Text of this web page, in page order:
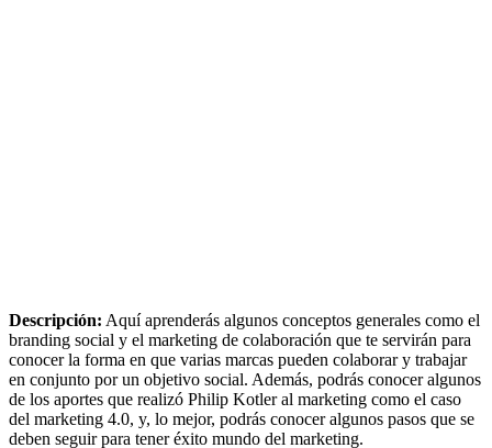
Descripción: Aquí aprenderás algunos conceptos generales como el
branding social y el marketing de colaboración que te servirán para
conocer la forma en que varias marcas pueden colaborar y trabajar
en conjunto por un objetivo social. Además, podrás conocer algunos
de los aportes que realizó Philip Kotler al marketing como el caso
del marketing 4.0, y, lo mejor, podrás conocer algunos pasos que se
deben seguir para tener éxito mundo del marketing.